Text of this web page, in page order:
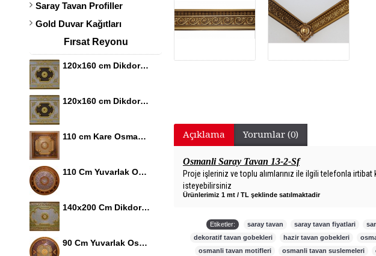
Saray Tavan Profiller
Gold Duvar Kağıtları
Fırsat Reyonu
120x160 cm Dikdortgen Osmanli Saray Tavan S-344 Avize Gobegi Altin Varak Kaplamali 3D
120x160 cm Dikdortgen Osmanli Saray Tavan S-344 Avize Gobegi Altin Varak Kaplamali 3D
110 cm Kare Osmanli Saray Tavan S-351 Avize Gobegi Altin Varak Kaplamali 3D
110 Cm Yuvarlak Osmanli Saray Tavan S-397 Avize Gobegi Altin Varak Kaplamali 3D
140x200 Cm Dikdortgen Osmanli Saray Tavan S-405 Avize Gobegi Altin Varak Kaplamali 3D
90 Cm Yuvarlak Osmanli Saray Tavan S-465 Avize Gobegi Altin Varak Kaplamali 3D
Açıklama Yorumlar (0)
Osmanli Saray Tavan 13-2-Sf
Proje işleriniz ve toplu alımlarınız ile ilgili telefonla irtibat
isteyebilirsiniz
Ürünlerimiz 1 mt / TL şeklinde satılmaktadir
Etiketler: saray tavan saray tavan fiyatlari
dekoratif tavan gobekleri
hazir tavan gobekleri
osmanli tavan motifleri
osmanli tavan suslemeleri